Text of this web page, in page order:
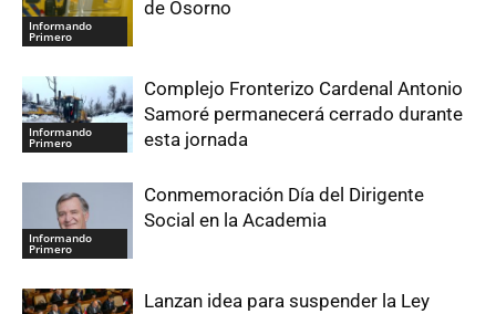
Informando
Primero
de Osorno
Informando
Primero
Complejo Fronterizo Cardenal Antonio
Samoré permanecerá cerrado durante
esta jornada
Informando
Primero
Conmemoración Día del Dirigente
Social en la Academia
Lanzan idea para suspender la Ley